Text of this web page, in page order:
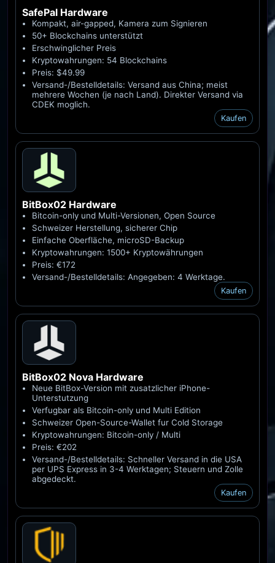
SafePal Hardware
Kompakt, air-gapped, Kamera zum Signieren
50+ Blockchains unterstützt
Erschwinglicher Preis
Kryptowahrungen: 54 Blockchains
Preis: $49.99
Versand-/Bestelldetails: Versand aus China; meist
mehrere Wochen (je nach Land). Direkter Versand via
CDEK moglich.
Kaufen
BitBox02 Hardware
Bitcoin-only und Multi-Versionen, Open Source
Schweizer Herstellung, sicherer Chip
Einfache Oberfläche, microSD-Backup
Kryptowahrungen: 1500+ Kryptowährungen
Preis: €172
Versand-/Bestelldetails: Angegeben: 4 Werktage.
Kaufen
BitBox02 Nova Hardware
Neue BitBox-Version mit zusatzlicher iPhone-
Unterstutzung
Verfugbar als Bitcoin-only und Multi Edition
Schweizer Open-Source-Wallet fur Cold Storage
Kryptowahrungen: Bitcoin-only / Multi
Preis: €202
Versand-/Bestelldetails: Schneller Versand in die USA
per UPS Express in 3-4 Werktagen; Steuern und Zolle
abgedeckt.
Kaufen